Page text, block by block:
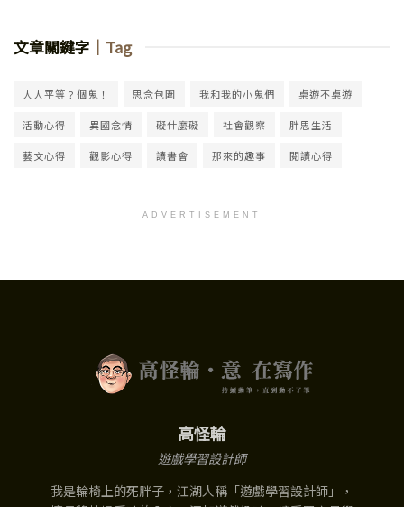
文章關鍵字 ｜Tag
人人平等？個鬼！ 思念包圍 我和我的小鬼們 桌遊不桌遊
活動心得 異國念情 礙什麼礙 社會觀察 胖思生活
藝文心得 觀影心得 讀書會 那來的趣事 閱讀心得
ADVERTISEMENT
高怪輪
遊戲學習設計師
我是輪椅上的死胖子，江湖人稱「遊戲學習設計師」，